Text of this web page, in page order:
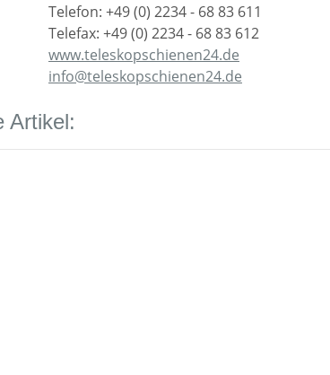
Telefon: +49 (0) 2234 - 68 83 611
Telefax: +49 (0) 2234 - 68 83 612
www.teleskopschienen24.de
info@teleskopschienen24.de
Artikel: